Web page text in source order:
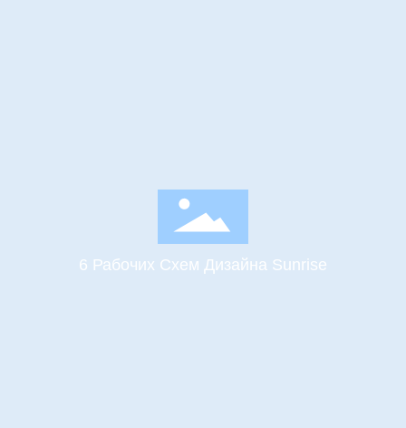
6 Рабочих Схем Дизайна Sunrise